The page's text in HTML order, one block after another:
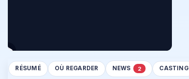
RÉSUMÉ OÙ REGARDER NEWS 2 CASTING